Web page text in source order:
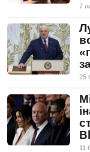
7
25
11